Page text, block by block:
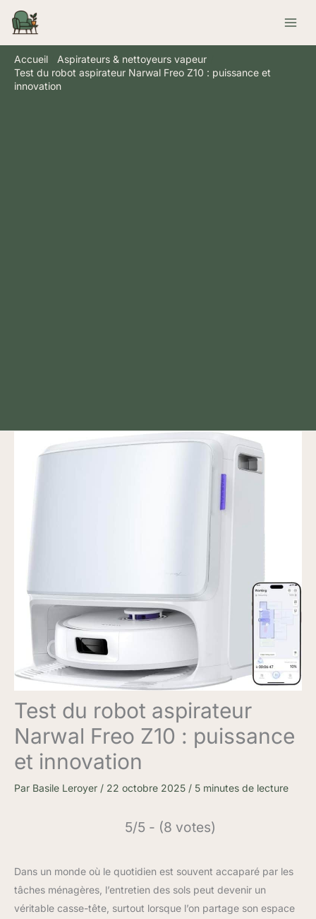
Aller
contenu
Accueil
Aspirateurs & nettoyeurs vapeur
Test du robot aspirateur Narwal Freo Z10 : puissance et
innovation
Test du robot aspirateur
Narwal Freo Z10 : puissance
et innovation
Par Basile Leroyer / 22 octobre 2025 / 5 minutes de lecture
5/5 - (8 votes)
Dans un monde où le quotidien est souvent accaparé par les
tâches ménagères, l’entretien des sols peut devenir un
véritable casse-tête, surtout lorsque l’on partage son espace
Rechercher